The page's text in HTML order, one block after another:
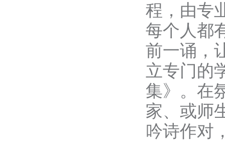
程，由专
每个人都
前一诵，
立专门的
集》。在
家、或师
吟诗作对